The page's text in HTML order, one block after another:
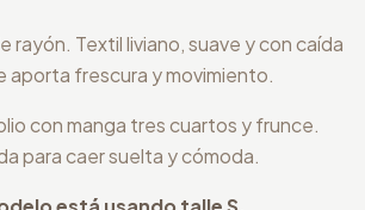
rayón. Textil liviano, suave y con caída
aporta frescura y movimiento.
con manga tres cuartos y frunce.
para caer suelta y cómoda.